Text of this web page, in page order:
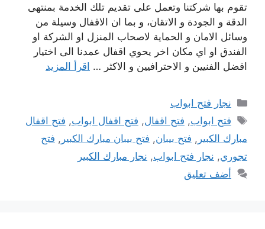
تقوم بها شركتنا وتعمل على تقديم تلك الخدمة بمنتهى
الدقة و الجودة و الاتقان، و بما ان الاقفال وسيلة من
وسائل الامان و الحماية لاصحاب المنزل او الشركة او
الفندق او اي مكان اخر يحوي اقفال عمدنا الى اختيار
افضل الفنيين و الاحترافيين و الاكثر … اقرأ المزيد
التصنيفات
نجار فتح ابواب
الوسوم
فتح ابواب, فتح اقفال, فتح اقفال ابواب, فتح اقفال
مبارك الكبير , فتح بيبان, فتح بيبان مبارك الكبير , فتح
تجوري, نجار فتح ابواب, نجار مبارك الكبير
أضف تعليق